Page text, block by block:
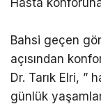
Bahsi geçen
açısından
Dr. Tarık Elri, ”
günlük